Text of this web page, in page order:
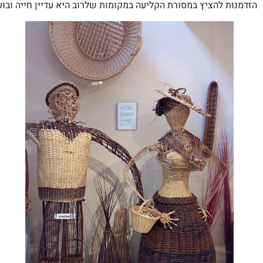
הזדמנות להציץ במסורת הקליעה במקומות שלרוב היא עדיין חייה